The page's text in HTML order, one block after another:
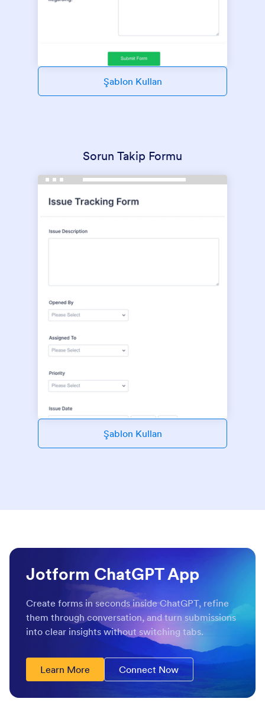
Şablon Kullan
Sorun Takip Formu
Şablon Kullan
Jotform ChatGPT App
Create forms in seconds inside ChatGPT, refine
them through conversation, and turn submissions
into clear insights without switching tabs.
Learn More Connect Now